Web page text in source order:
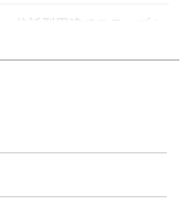
信託型円建てステーブル